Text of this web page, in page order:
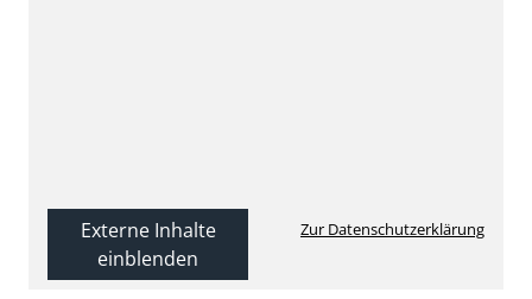
Externe Inhalte
einblenden
Zur Datenschutzerklärung